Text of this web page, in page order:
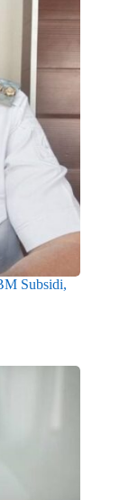
Subsidi,